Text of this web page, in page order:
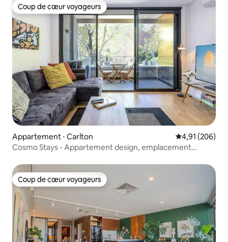
Coup de cœur voyageurs
Coup de cœur voyageurs
Appartement ⋅ Carlton Évaluation
4,91 (206)
Cosmo Stays - Appartement design, emplacement
Coup de cœur voyageurs
Coup de cœur voyageurs